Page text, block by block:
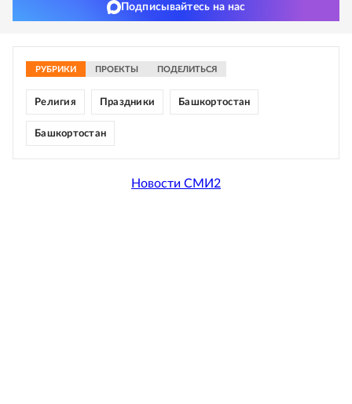
Подписывайтесь на нас
РУБРИКИ ПРОЕКТЫ ПОДЕЛИТЬСЯ
Религия Праздники Башкортостан
Башкортостан
Новости СМИ2